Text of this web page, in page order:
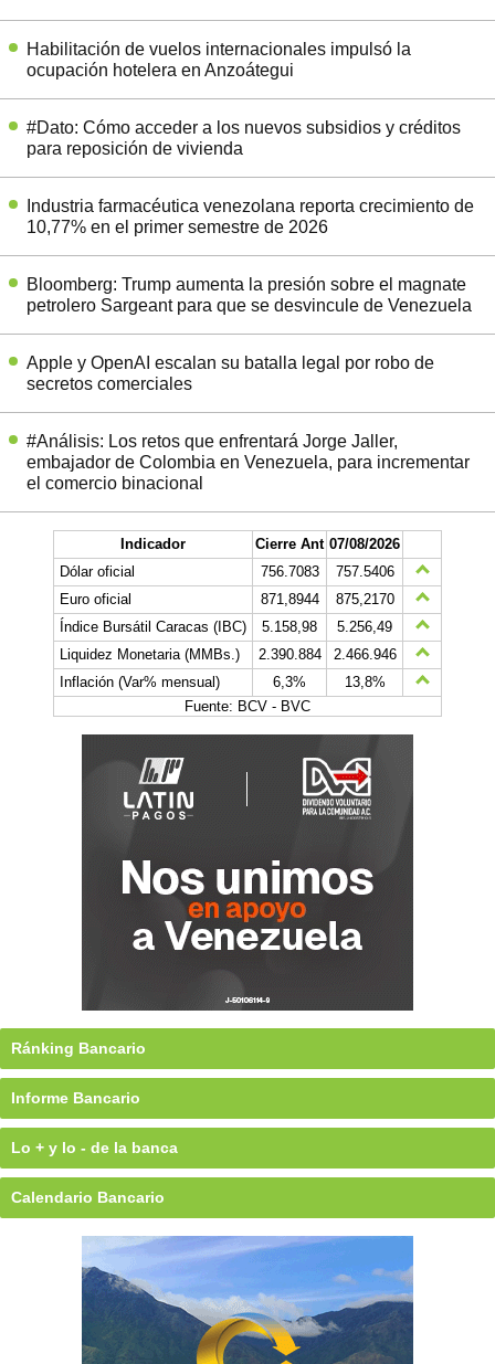
Habilitación de vuelos internacionales impulsó la
ocupación hotelera en Anzoátegui
#Dato: Cómo acceder a los nuevos subsidios y créditos
para reposición de vivienda
Industria farmacéutica venezolana reporta crecimiento de
10,77% en el primer semestre de 2026
Bloomberg: Trump aumenta la presión sobre el magnate
petrolero Sargeant para que se desvincule de Venezuela
Apple y OpenAI escalan su batalla legal por robo de
secretos comerciales
#Análisis: Los retos que enfrentará Jorge Jaller,
embajador de Colombia en Venezuela, para incrementar
el comercio binacional
Indicador Cierre Ant 07/08/2026
Dólar oficial
756.7083
757.5406
Euro oficial
871,8944
875,2170
Índice Bursátil Caracas (IBC)
5.158,98
5.256,49
Liquidez Monetaria (MMBs.)
2.390.884
2.466.946
Inflación (Var% mensual)
6,3%
13,8%
Fuente: BCV - BVC
Ránking Bancario
Informe Bancario
Lo + y lo - de la banca
Calendario Bancario